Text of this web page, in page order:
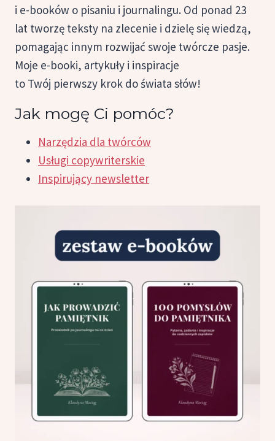
i e-booków o pisaniu i journalingu. Od ponad 23
lat tworzę teksty na zlecenie i dzielę się wiedzą,
pomagając innym rozwijać swoje twórcze pasje.
Moje e-booki, artykuły i inspiracje
to Twój pierwszy krok do świata słów!
Jak mogę Ci pomóc?
Narzędzia dla twórców
Usługi copywriterskie
Inspirujący newsletter